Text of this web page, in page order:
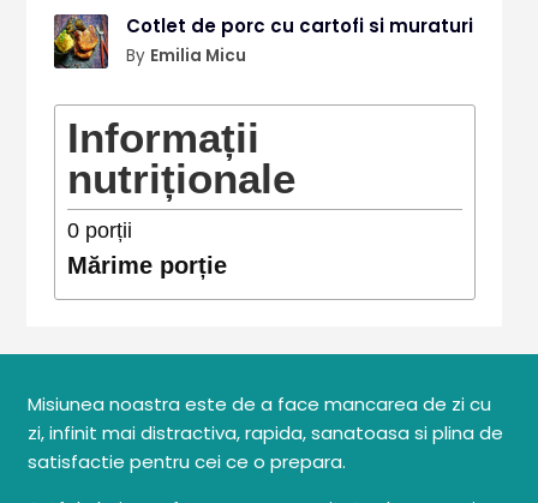
Cotlet de porc cu cartofi si muraturi
By Emilia Micu
Informații
nutriționale
0porții
Mărime porție
Misiunea noastra este de a face mancarea de zi cu
zi, infinit mai distractiva, rapida, sanatoasa si plina de
satisfactie pentru cei ce o prepara.